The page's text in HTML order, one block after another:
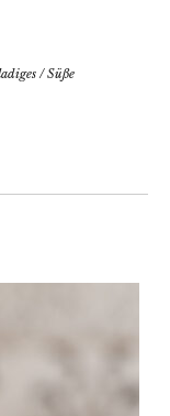
/Süße